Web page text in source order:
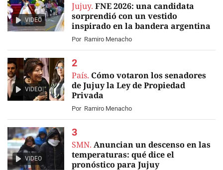
VIDEO
Jujuy. FNE 2026: una candidata
sorprendió con un vestido
inspirado en la bandera argentina
Por Ramiro Menacho
VIDEO
País. Cómo votaron los senadores
de Jujuy la Ley de Propiedad
Privada
Por Ramiro Menacho
VIDEO
SMN. Anuncian un descenso en las
temperaturas: qué dice el
pronóstico para Jujuy